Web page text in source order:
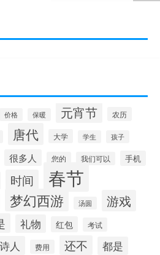
价格 保暖 元宵节 农历
唐代 大学 学生 孩子
很多人 您的 我们可以
手机
时间 春节
梦幻西游 汤圆 游戏
礼物 红包 考试
诗人 费用 还不 都是